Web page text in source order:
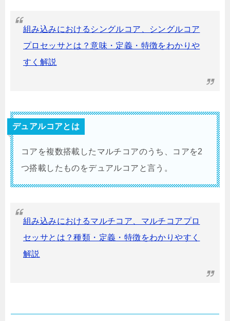
組み込みにおけるシングルコア、シングルコア
プロセッサとは？意味・定義・特徴をわかりや
すく解説
デュアルコアとは
コアを複数搭載したマルチコアのうち、コアを2
つ搭載したものをデュアルコアと言う。
組み込みにおけるマルチコア、マルチコアプロ
セッサとは？種類・定義・特徴をわかりやすく
解説